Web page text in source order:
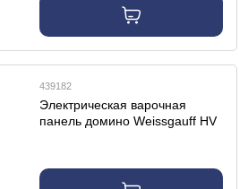
439182
Электрическая варочная
панель домино Weissgauff HV